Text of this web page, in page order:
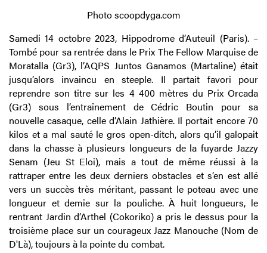
Photo scoopdyga.com
Samedi 14 octobre 2023, Hippodrome d’Auteuil (Paris). –
Tombé pour sa rentrée dans le Prix The Fellow Marquise de
Moratalla (Gr3), l’AQPS Juntos Ganamos (Martaline) était
jusqu’alors invaincu en steeple. Il partait favori pour
reprendre son titre sur les 4 400 mètres du Prix Orcada
(Gr3) sous l’entraînement de Cédric Boutin pour sa
nouvelle casaque, celle d’Alain Jathière. Il portait encore 70
kilos et a mal sauté le gros open-ditch, alors qu’il galopait
dans la chasse à plusieurs longueurs de la fuyarde Jazzy
Senam (Jeu St Eloi), mais a tout de même réussi à la
rattraper entre les deux derniers obstacles et s’en est allé
vers un succès très méritant, passant le poteau avec une
longueur et demie sur la pouliche. À huit longueurs, le
rentrant Jardin d’Arthel (Cokoriko) a pris le dessus pour la
troisième place sur un courageux Jazz Manouche (Nom de
D'Là), toujours à la pointe du combat.